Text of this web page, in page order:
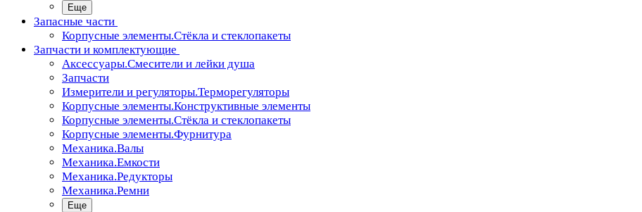
Еще
Запасные части
Корпусные элементы.Стёкла и стеклопакеты
Запчасти и комплектующие
Аксессуары.Смесители и лейки душа
Запчасти
Измерители и регуляторы.Терморегуляторы
Корпусные элементы.Конструктивные элементы
Корпусные элементы.Стёкла и стеклопакеты
Корпусные элементы.Фурнитура
Механика.Валы
Механика.Емкости
Механика.Редукторы
Механика.Ремни
Еще